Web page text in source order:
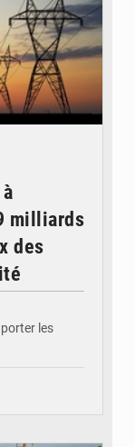
milliards
des
les